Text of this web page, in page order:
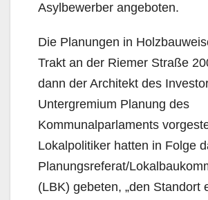
Asylbewerber angeboten.
Die Planungen in
Trakt an der Riemer Straße
dann der Architekt des
Untergremium Planung des
Kommunalparlaments
Lokalpolitiker hatten in Folge
Planungsreferat/
(LBK) gebeten, „den Standort